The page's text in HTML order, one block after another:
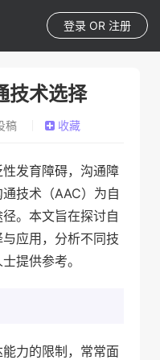
登录 OR 注册
技术选择
稿 收藏
发育障碍，沟通障
技术（AAC）为自
。本文旨在探讨自
应用，分析不同技
提供参考。
力的限制，常常面